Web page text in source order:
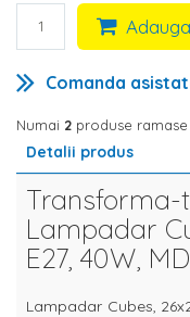
Comanda
Numai 2 produse ramase
Detalii produs
Transforma-
Lampadar
E27, 40W,
Lampadar Cubes,